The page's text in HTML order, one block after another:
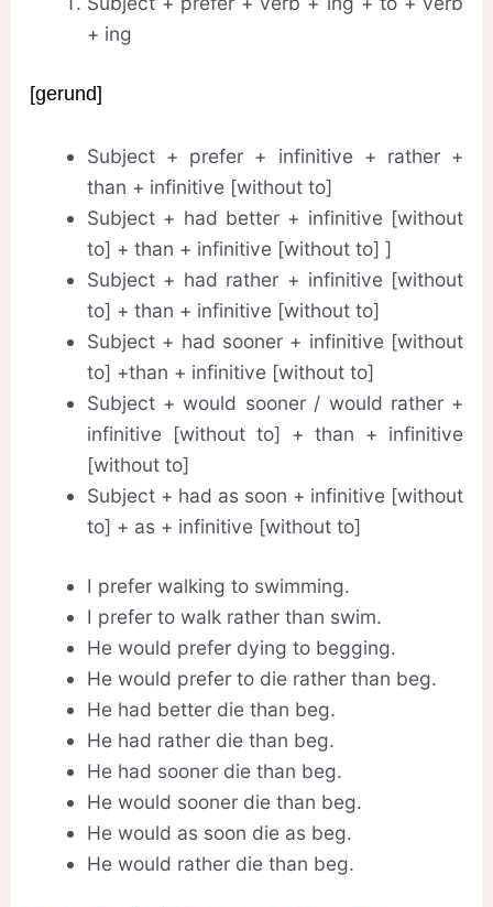
+ ing
[gerund]
Subject + prefer + infinitive + rather +
than + infinitive [without to]
Subject + had better + infinitive [without
to] + than + infinitive [without to] ]
Subject + had rather + infinitive [without
to] + than + infinitive [without to]
Subject + had sooner + infinitive [without
to] +than + infinitive [without to]
Subject + would sooner / would rather +
infinitive [without to] + than + infinitive
[without to]
Subject + had as soon + infinitive [without
to] + as + infinitive [without to]
I prefer walking to swimming.
I prefer to walk rather than swim.
He would prefer dying to begging.
He would prefer to die rather than beg.
He had better die than beg.
He had rather die than beg.
He had sooner die than beg.
He would sooner die than beg.
He would as soon die as beg.
He would rather die than beg.